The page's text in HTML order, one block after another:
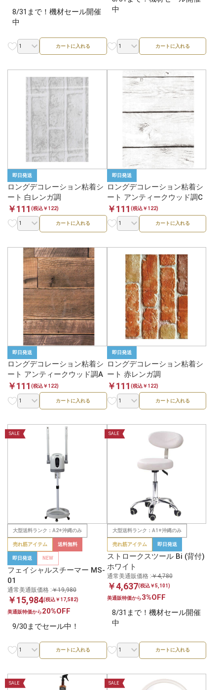
8/31まで！機材セール開催
中
カートに入れる
中
カートに入れる
即日発送
ロングデコレーション粘着シ
ート 白レンガ調
￥111 (税込￥122)
カートに入れる
即日発送
ロングデコレーション粘着シ
ート アンティークウッド調C
￥111 (税込￥122)
カートに入れる
即日発送
ロングデコレーション粘着シ
ート アンティークウッド調A
￥111 (税込￥122)
カートに入れる
即日発送
ロングデコレーション粘着シ
ート 赤レンガ調
￥111 (税込￥122)
カートに入れる
SALE
大型送料ランク：A2※沖縄のみ
売れ筋アイテム 送料無料
即日発送 NEW
フェイシャルスチーマー MS-
01
通常美通販価格 :￥19,980
￥15,984(税込￥17,582)
美通販特価から20%OFF
9/30までセール中！
カートに入れる
SALE
大型送料ランク：A1※沖縄のみ
売れ筋アイテム 即日発送
ストロークスツール Bi (背付)
ホワイト
通常美通販価格 :￥4,780
￥4,637(税込￥5,101)
美通販特価から3%OFF
8/31まで！機材セール開催
中
カートに入れる
SALE SALE